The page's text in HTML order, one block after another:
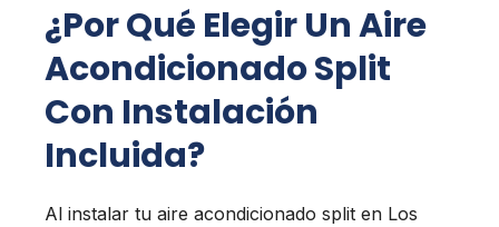
¿Por Qué Elegir Un Aire
Acondicionado Split
Con Instalación
Incluida?
Al instalar tu aire acondicionado split en Los